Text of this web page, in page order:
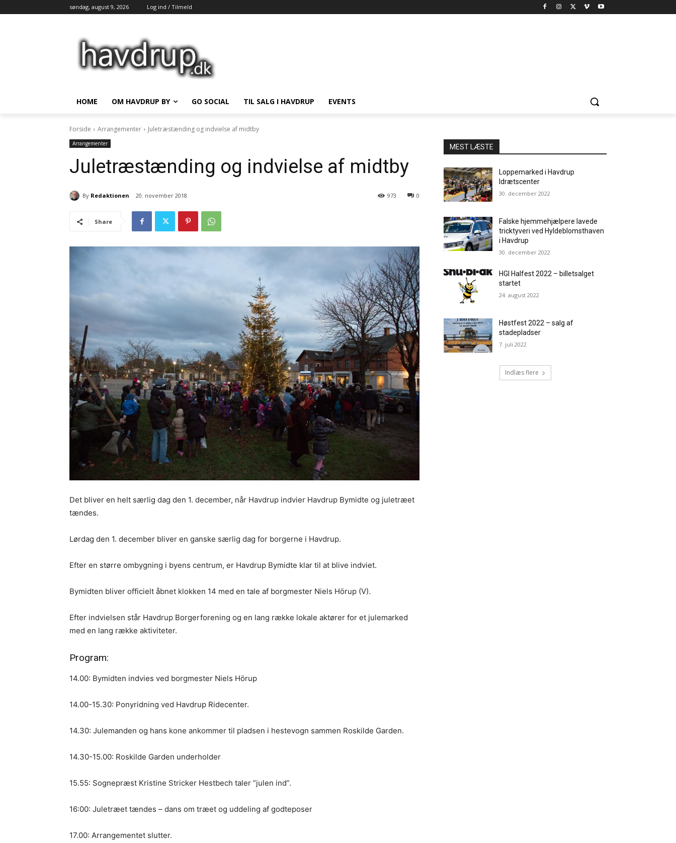
søndag, august 9, 2026 Log ind / Tilmeld
HOME OM HAVDRUP BY GO SOCIAL TIL SALG I HAVDRUP EVENTS
Forside Arrangementer Juletræstænding og indvielse af midtby
Arrangementer
Juletræstænding og indvielse af midtby
By Redaktionen 20. november 2018 0
973
Share
Det bliver en helt særlig dag den 1. december, når Havdrup indvier Havdrup Bymidte og juletræet
tændes.
Lørdag den 1. december bliver en ganske særlig dag for borgerne i Havdrup.
Efter en større ombygning i byens centrum, er Havdrup Bymidte klar til at blive indviet.
Bymidten bliver officielt åbnet klokken 14 med en tale af borgmester Niels Hörup (V).
Efter indvielsen står Havdrup Borgerforening og en lang række lokale aktører for et julemarked
med en lang række aktiviteter.
Program:
14.00: Bymidten indvies ved borgmester Niels Hörup
14.00-15.30: Ponyridning ved Havdrup Ridecenter.
14.30: Julemanden og hans kone ankommer til pladsen i hestevogn sammen Roskilde Garden.
14.30-15.00: Roskilde Garden underholder
15.55: Sognepræst Kristine Stricker Hestbech taler ”julen ind”.
16:00: Juletræet tændes – dans om træet og uddeling af godteposer
17.00: Arrangementet slutter.
MEST LÆSTE
Loppemarked i Havdrup
Idrætscenter
30. december 2022
Falske hjemmehjælpere lavede
tricktyveri ved Hyldeblomsthaven
i Havdrup
30. december 2022
HGI Halfest 2022 – billetsalget
startet
24. august 2022
Høstfest 2022 – salg af
stadepladser
7. juli 2022
Indlæs flere